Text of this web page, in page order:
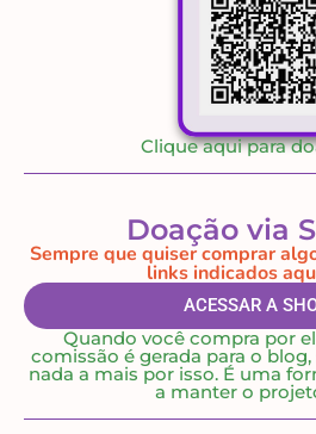
Clique aqui para
Doação via
Sempre que quiser comprar
links indicados
ACESSAR A
Quando você compra por
comissão é gerada para o
nada a mais por isso. É uma
a manter o